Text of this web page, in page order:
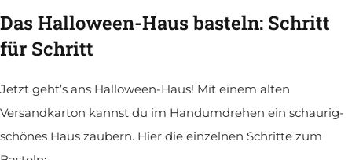
Das Halloween-Haus basteln: Schritt
für Schritt
Jetzt geht’s ans Halloween-Haus! Mit einem alten
Versandkarton kannst du im Handumdrehen ein schaurig-
schönes Haus zaubern. Hier die einzelnen Schritte zum